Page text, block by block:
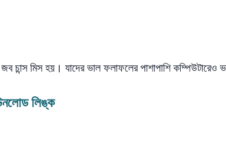
চান্স মিস হয়। যাদের ভাল ফলাফলের পাশাপাশি
লিঙ্ক